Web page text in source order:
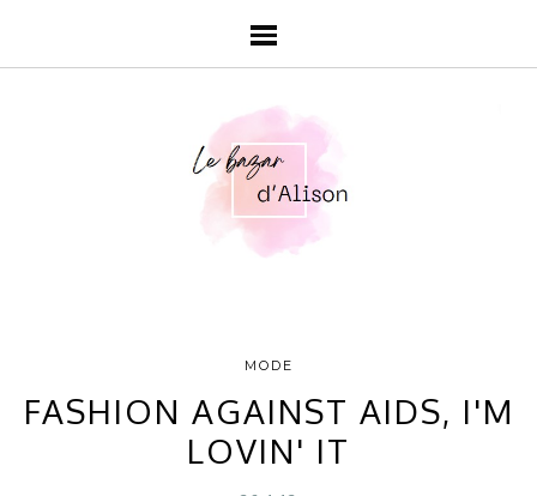
MODE
FASHION AGAINST AIDS, I'M
LOVIN' IT